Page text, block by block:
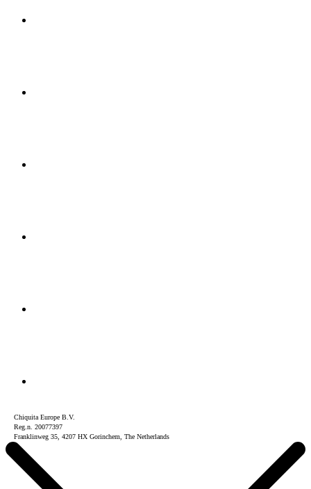
Chiquita Europe B.V.
Reg.n. 20077397
Franklinweg 35, 4207 HX Gorinchem, The Netherlands